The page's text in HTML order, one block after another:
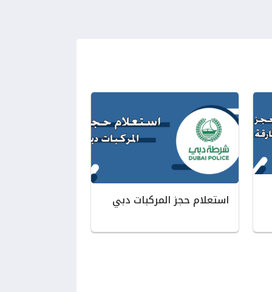
استعلام حجز المركبات دبي